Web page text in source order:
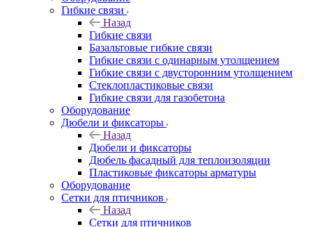
Гибкие связи
Назад
Гибкие связи
Базальтовые гибкие связи
Гибкие связи с одинарным утолщением
Гибкие связи с двусторонним утолщением
Стеклопластиковые связи
Гибкие связи для газобетона
Оборудование
Дюбели и фиксаторы
Назад
Дюбели и фиксаторы
Дюбель фасадный для теплоизоляции
Пластиковые фиксаторы арматуры
Оборудование
Сетки для птичников
Назад
Сетки для птичников